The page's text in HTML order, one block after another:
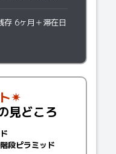
存 6ヶ月＋滞在日
✴︎
見どころ
段ピラミッド